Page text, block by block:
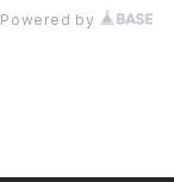
Powered by